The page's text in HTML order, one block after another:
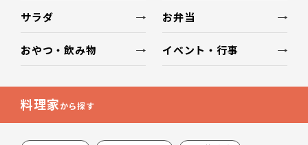
サラダ お弁当
おやつ・飲み物 イベント・行事
料理家から探す